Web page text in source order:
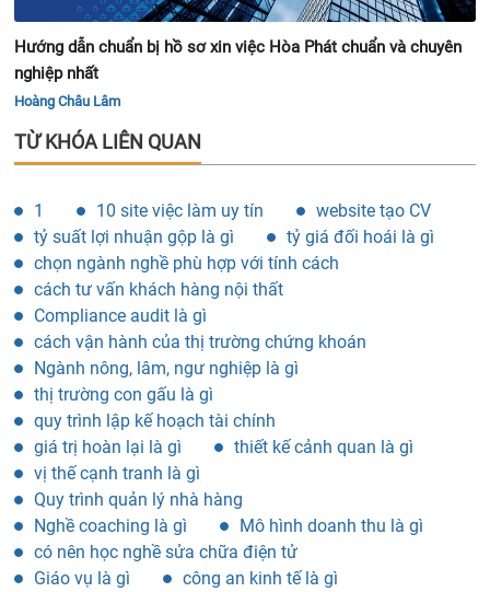
Hướng dẫn chuẩn bị hồ sơ xin việc Hòa Phát chuẩn và chuyên
nghiệp nhất
Hoàng Châu Lâm
TỪ KHÓA LIÊN QUAN
1 10 site việc làm uy tín
website tạo CV
tỷ suất lợi nhuận gộp là gì
tỷ giá đối hoái là gì
chọn ngành nghề phù hợp với tính cách
cách tư vấn khách hàng nội thất
Compliance audit là gì
cách vận hành của thị trường chứng khoán
Ngành nông, lâm, ngư nghiệp là gì
thị trường con gấu là gì
quy trình lập kế hoạch tài chính
giá trị hoàn lại là gì
thiết kế cảnh quan là gì
vị thế cạnh tranh là gì
Quy trình quản lý nhà hàng
Nghề coaching là gì
Mô hình doanh thu là gì
có nên học nghề sửa chữa điện tử
Giáo vụ là gì
công an kinh tế là gì